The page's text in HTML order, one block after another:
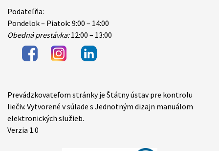
Podateľňa:
Pondelok – Piatok: 9:00 – 14:00
Obedná prestávka:12:00 – 13:00
Items
Prevádzkovateľom stránky je Štátny ústav pre kontrolu
liečiv. Vytvorené v súlade s Jednotným dizajn manuálom
elektronických služieb.
Verzia 1.0